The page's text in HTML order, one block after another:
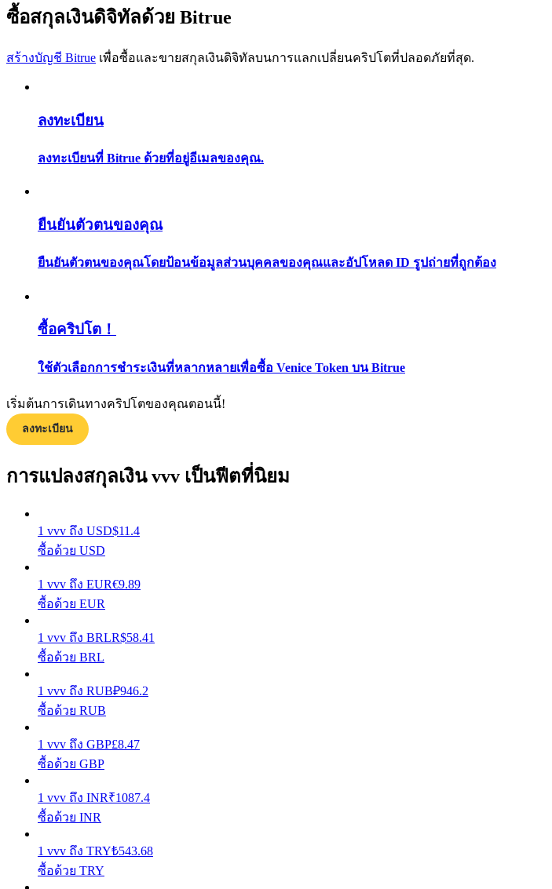
ข้อมูล
แนะนำ
คู่มือเริ่มต้นฟิวเจอร์ส
เรียนรู้วิธีการรักษาผลกำไร
ได้รับ
ซื้อสกุลเงินดิจิทัลด้วย Bitrue
สร้างบัญชี Bitrue เพื่อซื้อและขายสกุลเงินดิจิทัลบนการแลกเปลี่ยนคริปโตที่ปลอดภัยที่สุด.
ลงทะเบียน
ลงทะเบียนที่ Bitrue ด้วยที่อยู่อีเมลของคุณ.
ยืนยันตัวตนของคุณ
ยืนยันตัวตนของคุณโดยป้อนข้อมูลส่วนบุคคลของคุณและอัปโหลด ID รูปถ่ายที่ถูกต้อง
ซื้อคริปโต！
ใช้ตัวเลือกการชำระเงินที่หลากหลายเพื่อซื้อ Venice Token บน Bitrue
เริ่มต้นการเดินทางคริปโตของคุณตอนนี้!
ลงทะเบียน
การแปลงสกุลเงิน vvv เป็นฟีตที่นิยม
1 vvv ถึง USD$11.4
ซื้อด้วย USD
1 vvv ถึง EUR€9.89
ซื้อด้วย EUR
1 vvv ถึง BRLR$58.41
ซื้อด้วย BRL
1 vvv ถึง RUB₽946.2
ซื้อด้วย RUB
1 vvv ถึง GBP£8.47
ซื้อด้วย GBP
1 vvv ถึง INR₹1087.4
ซื้อด้วย INR
1 vvv ถึง TRY₺543.68
ซื้อด้วย TRY